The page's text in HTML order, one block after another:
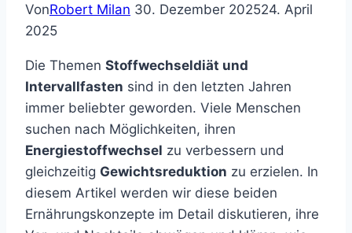
VonRobert Milan 30. Dezember 202524. April
2025
Die Themen Stoffwechseldiät und
Intervallfasten sind in den letzten Jahren
immer beliebter geworden. Viele Menschen
suchen nach Möglichkeiten, ihren
Energiestoffwechsel zu verbessern und
gleichzeitig Gewichtsreduktion zu erzielen. In
diesem Artikel werden wir diese beiden
Ernährungskonzepte im Detail diskutieren, ihre